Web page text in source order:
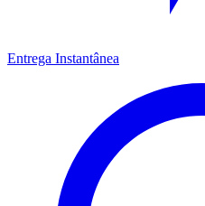
Entrega Instantânea